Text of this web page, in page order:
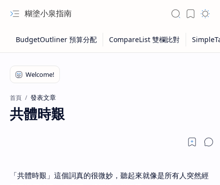
糊塗小泉指南
首頁 發表文章
共體時艱
「共體時艱」這個詞真的很微妙，聽起來就像是所有人突然經